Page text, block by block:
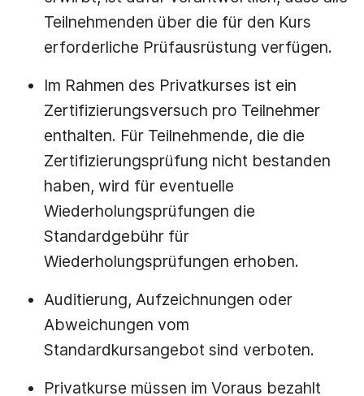
Teilnehmenden über die für den Kurs
erforderliche Prüfausrüstung verfügen.
Im Rahmen des Privatkurses ist ein
Zertifizierungsversuch pro Teilnehmer
enthalten. Für Teilnehmende, die die
Zertifizierungsprüfung nicht bestanden
haben, wird für eventuelle
Wiederholungsprüfungen die
Standardgebühr für
Wiederholungsprüfungen erhoben.
Auditierung, Aufzeichnungen oder
Abweichungen vom
Standardkursangebot sind verboten.
Privatkurse müssen im Voraus bezahlt